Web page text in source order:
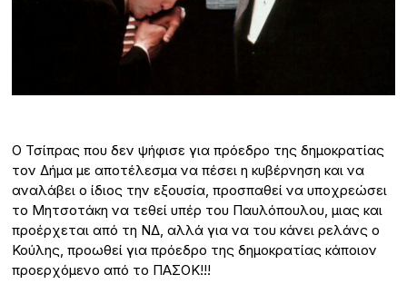
Ο Τσίπρας που δεν ψήφισε για πρόεδρο της δημοκρατίας
τον Δήμα με αποτέλεσμα να πέσει η κυβέρνηση και να
αναλάβει ο ίδιος την εξουσία, προσπαθεί να υποχρεώσει
το Μητσοτάκη να τεθεί υπέρ του Παυλόπουλου, μιας και
προέρχεται από τη ΝΔ, αλλά για να του κάνει ρελάνς ο
Κούλης, προωθεί για πρόεδρο της δημοκρατίας κάποιον
προερχόμενο από το ΠΑΣΟΚ!!!